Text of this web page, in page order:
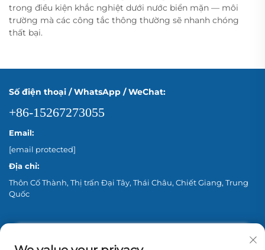
trong điều kiện khắc nghiệt dưới nước biển mặn — môi
trường mà các công tắc thông thường sẽ nhanh chóng
thất bại.
Số điện thoại / WhatsApp / WeChat:
+86-15267273055
Email:
[email protected]
Địa chỉ:
Thôn Cố Thành, Thị trấn Đại Tây, Thái Châu, Chiết Giang, Trung
Quốc